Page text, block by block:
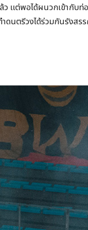
แต่พอได้ผนวกเข้ากับท่
ดนตรีวงได้ร่วมกันรังส